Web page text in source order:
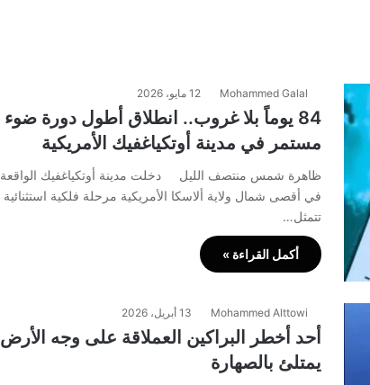
Mohammed Galal 12 مايو، 2026
84 يوماً بلا غروب.. انطلاق أطول دورة ضوء
مستمر في مدينة أوتكياغفيك الأمريكية
ظاهرة شمس منتصف الليل دخلت مدينة أوتكياغفيك الواقعة
في أقصى شمال ولاية ألاسكا الأمريكية مرحلة فلكية استثنائية
تتمثل…
أكمل القراءة »
Mohammed Alttowi 13 أبريل، 2026
أحد أخطر البراكين العملاقة على وجه الأرض
يمتلئ بالصهارة